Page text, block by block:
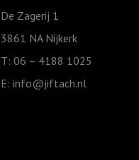
De Zagerij 1
3861 NA Nijkerk
T: 06 – 4188 1025
E: info@jiftach.nl